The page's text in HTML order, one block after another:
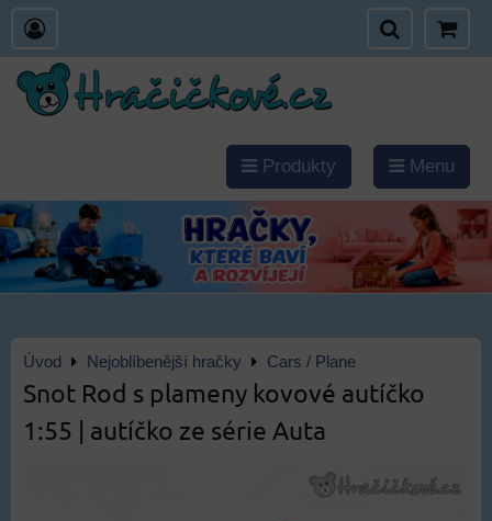
Produkty Menu
Úvod Nejoblíbenější hračky Cars / Plane
Snot Rod s plameny kovové autíčko
1:55 | autíčko ze série Auta